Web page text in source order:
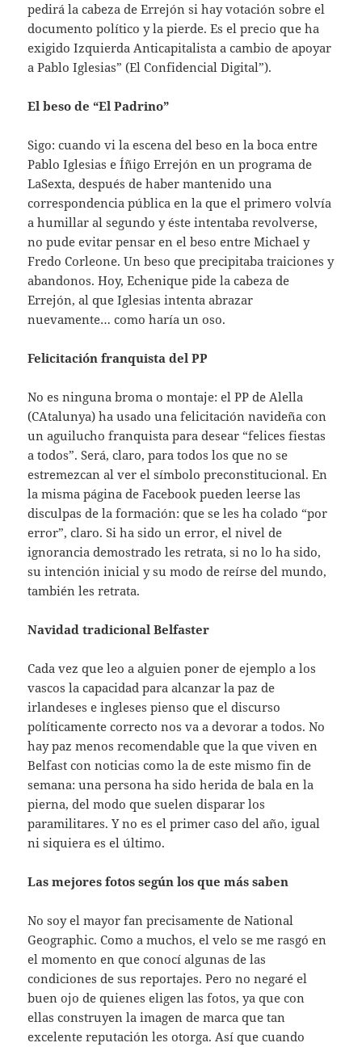
pedirá la cabeza de Errejón si hay votación sobre el
documento político y la pierde. Es el precio que ha
exigido Izquierda Anticapitalista a cambio de apoyar
a Pablo Iglesias” (El Confidencial Digital”).
El beso de “El Padrino”
Sigo: cuando vi la escena del beso en la boca entre
Pablo Iglesias e Íñigo Errejón en un programa de
LaSexta, después de haber mantenido una
correspondencia pública en la que el primero volvía
a humillar al segundo y éste intentaba revolverse,
no pude evitar pensar en el beso entre Michael y
Fredo Corleone. Un beso que precipitaba traiciones y
abandonos. Hoy, Echenique pide la cabeza de
Errejón, al que Iglesias intenta abrazar
nuevamente… como haría un oso.
Felicitación franquista del PP
No es ninguna broma o montaje: el PP de Alella
(CAtalunya) ha usado una felicitación navideña con
un aguilucho franquista para desear “felices fiestas
a todos”. Será, claro, para todos los que no se
estremezcan al ver el símbolo preconstitucional. En
la misma página de Facebook pueden leerse las
disculpas de la formación: que se les ha colado “por
error”, claro. Si ha sido un error, el nivel de
ignorancia demostrado les retrata, si no lo ha sido,
su intención inicial y su modo de reírse del mundo,
también les retrata.
Navidad tradicional Belfaster
Cada vez que leo a alguien poner de ejemplo a los
vascos la capacidad para alcanzar la paz de
irlandeses e ingleses pienso que el discurso
políticamente correcto nos va a devorar a todos. No
hay paz menos recomendable que la que viven en
Belfast con noticias como la de este mismo fin de
semana: una persona ha sido herida de bala en la
pierna, del modo que suelen disparar los
paramilitares. Y no es el primer caso del año, igual
ni siquiera es el último.
Las mejores fotos según los que más saben
No soy el mayor fan precisamente de National
Geographic. Como a muchos, el velo se me rasgó en
el momento en que conocí algunas de las
condiciones de sus reportajes. Pero no negaré el
buen ojo de quienes eligen las fotos, ya que con
ellas construyen la imagen de marca que tan
excelente reputación les otorga. Así que cuando